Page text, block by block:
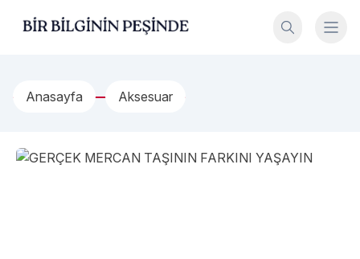
Bir Bilginin Peşinde!
Anasayfa Aksesuar